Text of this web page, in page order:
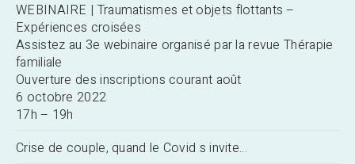
WEBINAIRE | Traumatismes et objets flottants –
Expériences croisées
Assistez au 3e webinaire organisé par la revue Thérapie
familiale
Ouverture des inscriptions courant août
6 octobre 2022
17h – 19h
Crise de couple, quand le Covid s invite…